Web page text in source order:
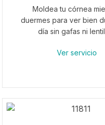
Moldea tu córnea
duermes para ver bien
día sin gafas ni
Ver servicio